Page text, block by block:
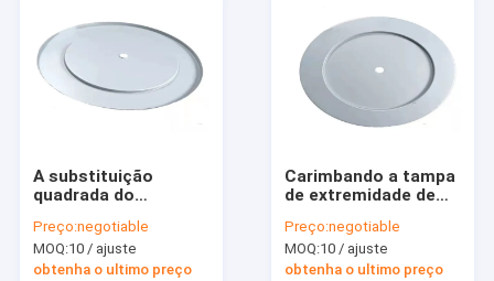
A substituição
quadrada do
ar do Oem do círculo
toma as impressões
digitais resistente
Preço:negotiable
MOQ:10 / ajuste
obtenha o ultimo preço
Carimbando a tampa
de extremidade de
remoção de poeira
do elemento de filtro
do ar do motor do
Preço:negotiable
MOQ:10 / ajuste
obtenha o ultimo preço